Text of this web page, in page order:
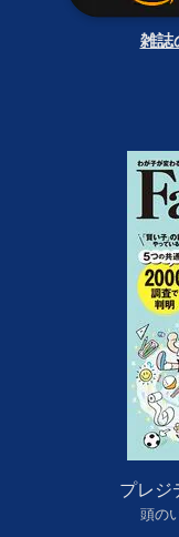
雑誌
プレジ
頭の